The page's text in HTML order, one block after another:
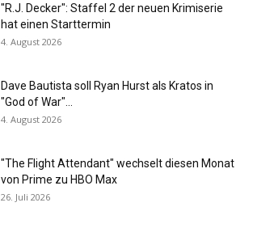
"R.J. Decker": Staffel 2 der neuen Krimiserie
hat einen Starttermin
4. August 2026
Dave Bautista soll Ryan Hurst als Kratos in
"God of War"...
4. August 2026
"The Flight Attendant" wechselt diesen Monat
von Prime zu HBO Max
26. Juli 2026